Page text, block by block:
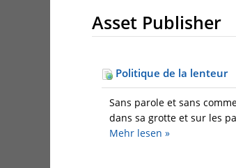
Asset Publisher
Politique de la lenteur
Sans parole et sans
dans sa grotte et sur les
Mehr lesen »